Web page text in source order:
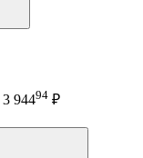
3 94494 ₽